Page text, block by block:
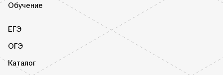
Обучение
ЕГЭ
ОГЭ
Каталог